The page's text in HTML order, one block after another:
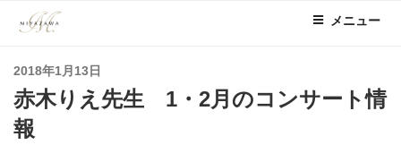
メニュー
投
稿
日:
2018年1月13日
赤木りえ先生 1・2月のコンサート情
報